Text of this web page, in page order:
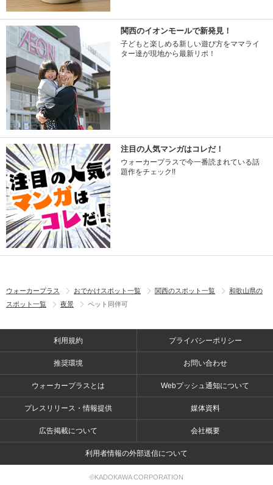
関西のイオンモールで新発見！
子どもと楽しめる新しい遊び方をママライ
ター達が現地から最新リポ！
注目の人気マンガはコレだ！
ウォーカープラスで今一番読まれている話
題作をチェック!!
ウォーカープラス おでかけスポット一覧 関西のスポット一覧
和歌山県の
スポット一覧
夜景 ペット同伴可
利用規約 プライバシーポリシー
推奨環境 お問い合わせ
ウォーカープラスとは Webプッシュ通知について
プレスリリース・情報提供 媒体資料
広告掲載について 会社概要
利用者情報の外部送信について
©KADOKAWA CORPORATION